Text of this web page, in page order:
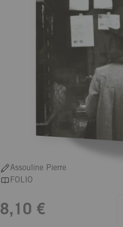
Assouline Pierre
FOLIO
8,10 €